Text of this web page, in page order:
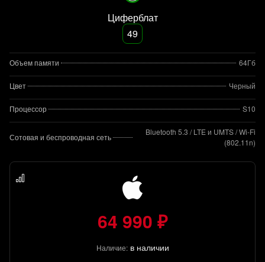
Циферблат
49
Объем памяти 64Гб
Цвет Черный
Процессор S10
Сотовая и беспроводная сеть
Bluetooth 5.3 / LTE и UMTS / Wi-Fi
(802.11n)
64 990 ₽
Наличие: в наличии